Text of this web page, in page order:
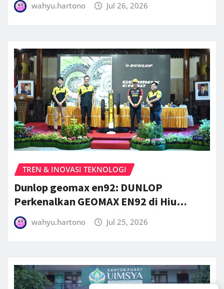
wahyu.hartono Jul 26, 2026
TREN & INOVASI TEKNOLOGI
Dunlop geomax en92: DUNLOP
Perkenalkan GEOMAX EN92 di Hiu…
wahyu.hartono Jul 25, 2026